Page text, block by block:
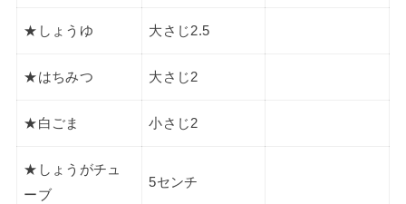
★しょうゆ 大さじ2.5
★はちみつ 大さじ2
★白ごま 小さじ2
★しょうがチュ
ーブ
5センチ